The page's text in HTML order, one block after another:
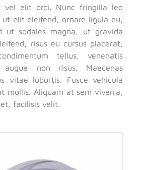
vel elit orci. Nunc fringilla leo
ut elit eleifend, ornare ligula eu,
ut sodales magna, ut gravida
risus eu cursus placerat,
tellus, venenatis
non risus. Maecenas
vitae lobortis. Fusce vehicula
mollis. Aliquam at sem viverra,
facilisis velit.